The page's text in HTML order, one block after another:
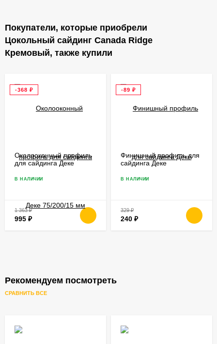
Покупатели, которые приобрели
Цокольный сайдинг Саnada Ridge
Кремовый, также купили
-368 ₽
Околооконный профиль
для сайдинга Деке
В НАЛИЧИИ
1 363₽
995 ₽
-89 ₽
Финишный профиль для
сайдинга Деке
В НАЛИЧИИ
329₽
240 ₽
Рекомендуем посмотреть
СРАВНИТЬ ВСЕ